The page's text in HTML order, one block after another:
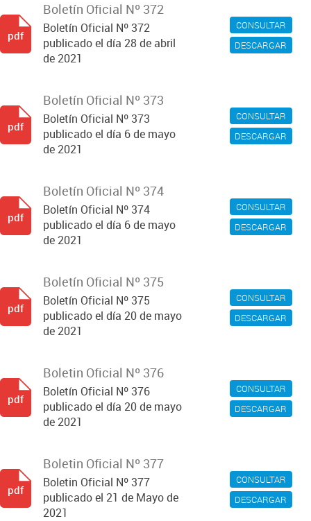
CONSULTAR
DESCARGAR
Boletín Oficial Nº 372
Boletín Oficial Nº 372
publicado el día 28 de abril
de 2021
pdf
CONSULTAR
DESCARGAR
Boletín Oficial Nº 373
Boletín Oficial Nº 373
publicado el día 6 de mayo
de 2021
pdf
CONSULTAR
DESCARGAR
Boletín Oficial Nº 374
Boletín Oficial Nº 374
publicado el día 6 de mayo
de 2021
pdf
CONSULTAR
DESCARGAR
Boletín Oficial Nº 375
Boletín Oficial Nº 375
publicado el día 20 de mayo
de 2021
pdf
CONSULTAR
DESCARGAR
Boletin Oficial Nº 376
Boletín Oficial Nº 376
publicado el día 20 de mayo
de 2021
pdf
CONSULTAR
DESCARGAR
Boletin Oficial Nº 377
Boletin Oficial Nº 377
publicado el 21 de Mayo de
2021
pdf